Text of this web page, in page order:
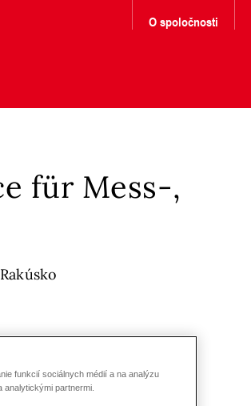
O spoločnosti
für Mess-,
Rakúsko
funkcií sociálnych médií a na analýzu
partnermi.